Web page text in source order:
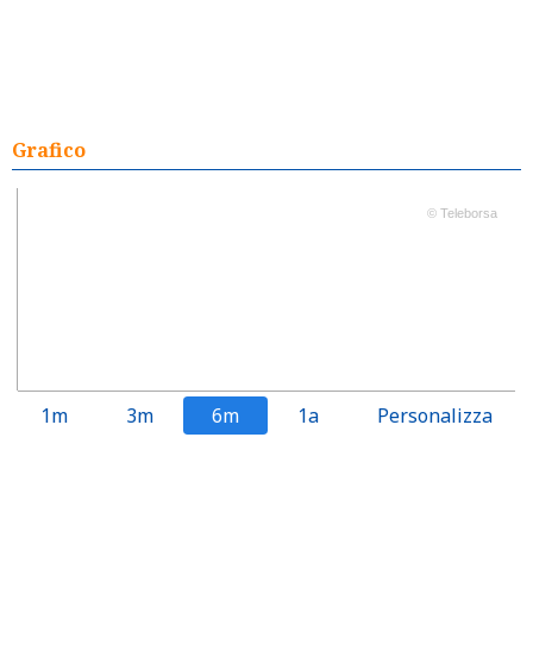
Grafico
© Teleborsa
1m 3m 6m 1a Personalizza